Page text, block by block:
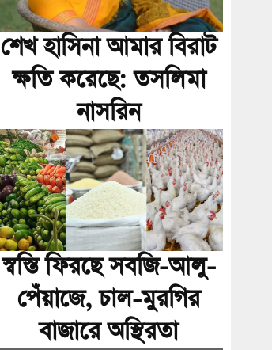
শেখ হাসিনা আমার বিরাট
ক্ষতি করেছে: তসলিমা
নাসরিন
স্বস্তি ফিরছে সবজি-আলু-
পেঁয়াজে, চাল-মুরগির
বাজারে অস্থিরতা